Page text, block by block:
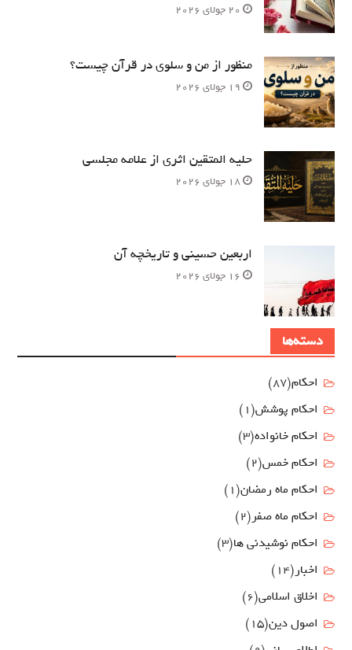
20 جولای 2026
منظور از من و سلوی در قرآن چیست؟
19 جولای 2026
حلیه المتقین اثری از علامه مجلسی
18 جولای 2026
اربعین حسینی و تاریخچه آن
16 جولای 2026
دسته‌ها
احکام(87)
احکام پوشش(1)
احکام خانواده(3)
احکام خمس(2)
احکام ماه رمضان(1)
احکام ماه صفر(2)
احکام نوشیدنی ها(3)
اخبار(14)
اخلاق اسلامی(6)
اصول دين(15)